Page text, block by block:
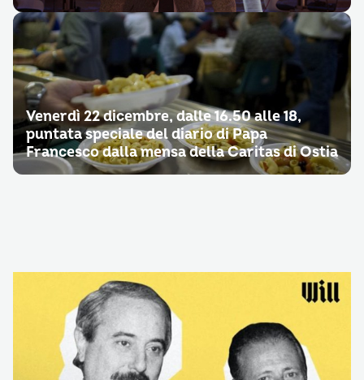
Venerdì 22 dicembre, dalle 16.50 alle 18,
puntata speciale del diario di Papa
Francesco dalla mensa della Caritas di Ostia